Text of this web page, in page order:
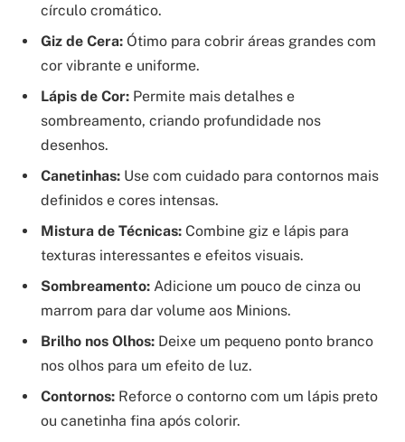
círculo cromático.
Giz de Cera: Ótimo para cobrir áreas grandes com
cor vibrante e uniforme.
Lápis de Cor: Permite mais detalhes e
sombreamento, criando profundidade nos
desenhos.
Canetinhas: Use com cuidado para contornos mais
definidos e cores intensas.
Mistura de Técnicas: Combine giz e lápis para
texturas interessantes e efeitos visuais.
Sombreamento: Adicione um pouco de cinza ou
marrom para dar volume aos Minions.
Brilho nos Olhos: Deixe um pequeno ponto branco
nos olhos para um efeito de luz.
Contornos: Reforce o contorno com um lápis preto
ou canetinha fina após colorir.